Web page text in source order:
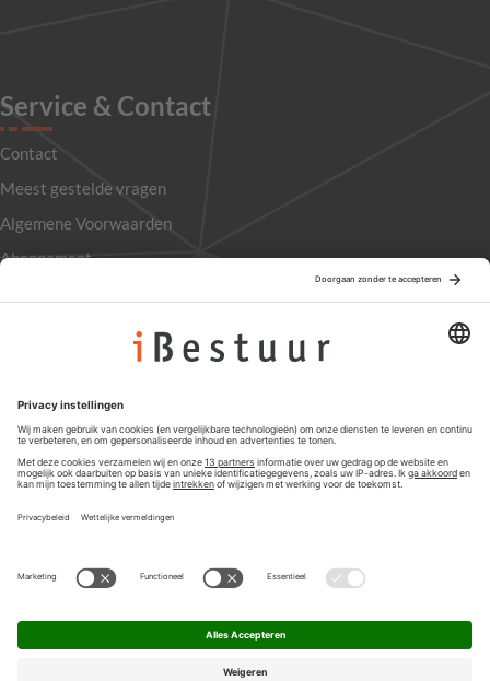
Service & Contact
Contact
Meest gestelde vragen
Algemene Voorwaarden
Abonnement
Privacyinstellingen